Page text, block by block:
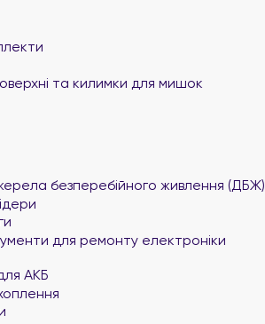
та килимки для мишок
безперебійного живлення (ДБЖ)
для ремонту електроніки
АКБ